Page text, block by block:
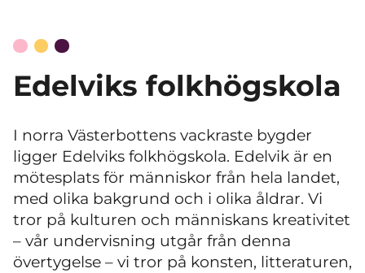
Edelviks folkhögskola
I norra Västerbottens vackraste bygder
ligger Edelviks folkhögskola. Edelvik är en
mötesplats för människor från hela landet,
med olika bakgrund och i olika åldrar. Vi
tror på kulturen och människans kreativitet
– vår undervisning utgår från denna
övertygelse – vi tror på konsten, litteraturen,